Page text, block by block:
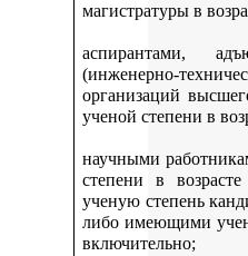
магистратуры в
аспирантами,
(инженерно-
организаций
ученой степени в
научными
степени в
ученую степень
либо имеющими
включительно;